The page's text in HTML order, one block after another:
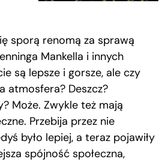
sporą renomą za sprawą
Mankella i innych
są lepsze i gorsze, ale czy
atmosfera? Deszcz?
Może. Zwykle też mają
Przebija przez nie
było lepiej, a teraz pojawiły
spójność społeczna,